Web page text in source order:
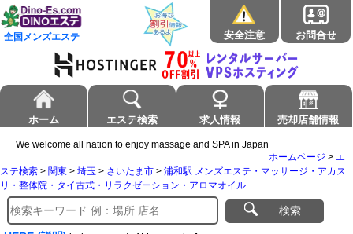
全国メンズエステ 安全注意 お問合せ
ホーム エステ検索 求人情報 売却店舗情報
We welcome all nation to enjoy massage and SPA in Japan
ホームページ > エ
ステ検索 > 関東 > 埼玉 > さいたま市 > 浦和駅 メンズエステ・マッサージ・アカス
リ・整体院・タイ古式・リラクゼーション・アロマオイル
検索